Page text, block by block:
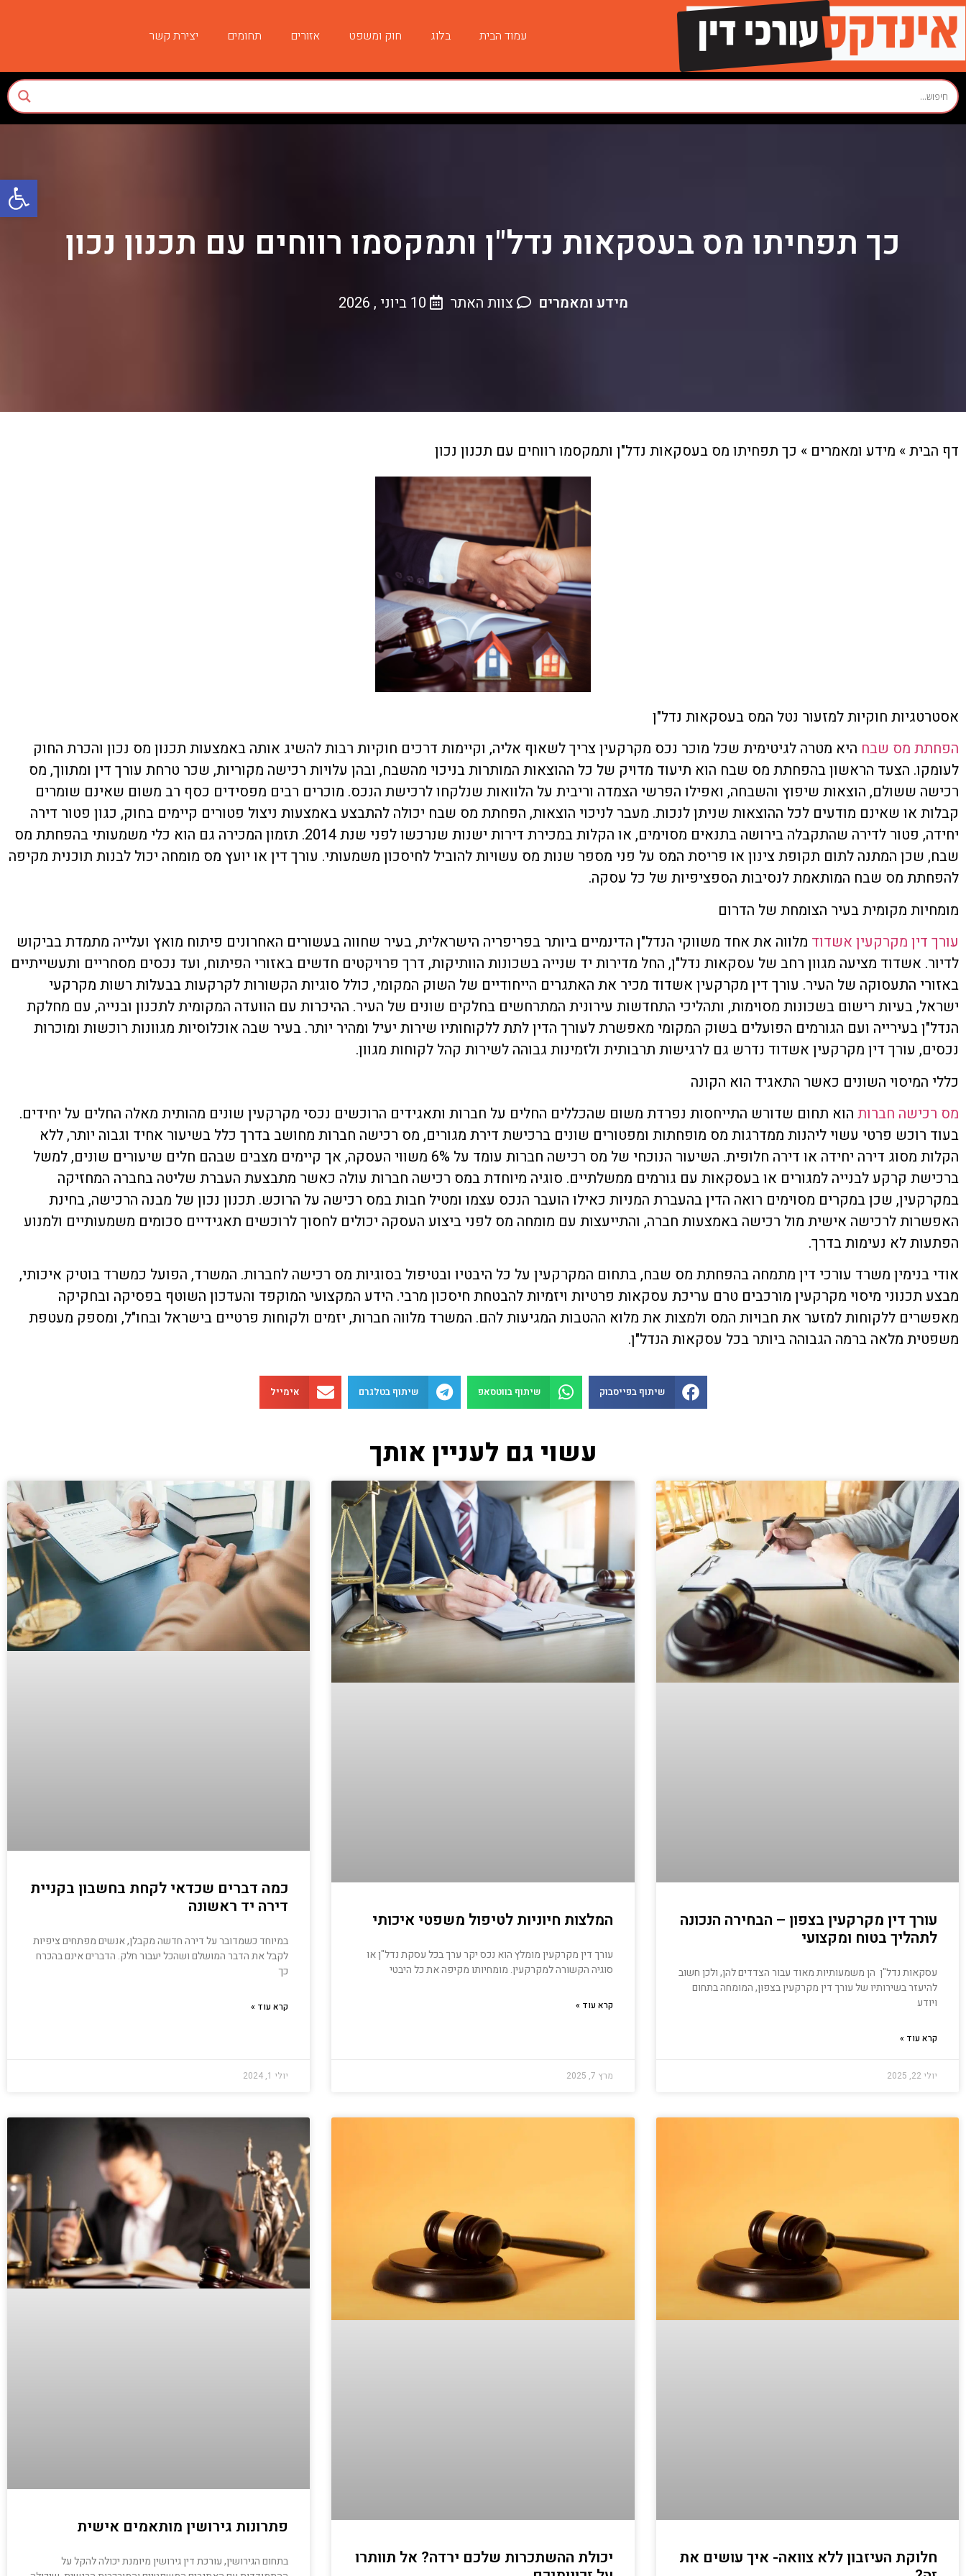
פתח
עמוד הבית בלוג חוק ומשפט אזורים תחומים יצירת קשר
כך תפחיתו מס בעסקאות נדל"ן ותמקסמו רווחים עם תכנון נכון
מידע ומאמרים צוות האתר 10 ביוני , 2026
דף הבית» מידע ומאמרים » כך תפחיתו מס בעסקאות נדל"ן ותמקסמו רווחים עם תכנון נכון
אסטרטגיות חוקיות למזעור נטל המס בעסקאות נדל"ן
הפחתת מס שבח היא מטרה לגיטימית שכל מוכר נכס מקרקעין צריך לשאוף אליה, וקיימות דרכים חוקיות רבות להשיג אותה באמצעות תכנון מס נכון והכרת החוק
לעומקו. הצעד הראשון בהפחתת מס שבח הוא תיעוד מדויק של כל ההוצאות המותרות בניכוי מהשבח, ובהן עלויות רכישה מקוריות, שכר טרחת עורך דין ומתווך, מס
רכישה ששולם, הוצאות שיפוץ והשבחה, ואפילו הפרשי הצמדה וריבית על הלוואות שנלקחו לרכישת הנכס. מוכרים רבים מפסידים כסף רב משום שאינם שומרים
קבלות או שאינם מודעים לכל ההוצאות שניתן לנכות. מעבר לניכוי הוצאות, הפחתת מס שבח יכולה להתבצע באמצעות ניצול פטורים קיימים בחוק, כגון פטור דירה
יחידה, פטור לדירה שהתקבלה בירושה בתנאים מסוימים, או הקלות במכירת דירות ישנות שנרכשו לפני שנת 2014. תזמון המכירה גם הוא כלי משמעותי בהפחתת מס
שבח, שכן המתנה לתום תקופת צינון או פריסת המס על פני מספר שנות מס עשויות להוביל לחיסכון משמעותי. עורך דין או יועץ מס מומחה יכול לבנות תוכנית מקיפה
להפחתת מס שבח המותאמת לנסיבות הספציפיות של כל עסקה.
מומחיות מקומית בעיר הצומחת של הדרום
עורך דין מקרקעין אשדוד מלווה את אחד משווקי הנדל"ן הדינמיים ביותר בפריפריה הישראלית, בעיר שחווה בעשורים האחרונים פיתוח מואץ ועלייה מתמדת בביקוש
לדיור. אשדוד מציעה מגוון רחב של עסקאות נדל"ן, החל מדירות יד שנייה בשכונות הוותיקות, דרך פרויקטים חדשים באזורי הפיתוח, ועד נכסים מסחריים ותעשייתיים
באזורי התעסוקה של העיר. עורך דין מקרקעין אשדוד מכיר את האתגרים הייחודיים של השוק המקומי, כולל סוגיות הקשורות לקרקעות בבעלות רשות מקרקעי
ישראל, בעיות רישום בשכונות מסוימות, ותהליכי התחדשות עירונית המתרחשים בחלקים שונים של העיר. ההיכרות עם הוועדה המקומית לתכנון ובנייה, עם מחלקת
הנדל"ן בעירייה ועם הגורמים הפועלים בשוק המקומי מאפשרת לעורך הדין לתת ללקוחותיו שירות יעיל ומהיר יותר. בעיר שבה אוכלוסיות מגוונות רוכשות ומוכרות
נכסים, עורך דין מקרקעין אשדוד נדרש גם לרגישות תרבותית ולזמינות גבוהה לשירות קהל לקוחות מגוון.
כללי המיסוי השונים כאשר התאגיד הוא הקונה
מס רכישה חברות הוא תחום שדורש התייחסות נפרדת משום שהכללים החלים על חברות ותאגידים הרוכשים נכסי מקרקעין שונים מהותית מאלה החלים על יחידים.
בעוד רוכש פרטי עשוי ליהנות ממדרגות מס מופחתות ומפטורים שונים ברכישת דירת מגורים, מס רכישה חברות מחושב בדרך כלל בשיעור אחיד וגבוה יותר, ללא
הקלות מסוג דירה יחידה או דירה חלופית. השיעור הנוכחי של מס רכישה חברות עומד על 6% משווי העסקה, אך קיימים מצבים שבהם חלים שיעורים שונים, למשל
ברכישת קרקע לבנייה למגורים או בעסקאות עם גורמים ממשלתיים. סוגיה מיוחדת במס רכישה חברות עולה כאשר מתבצעת העברת שליטה בחברה המחזיקה
במקרקעין, שכן במקרים מסוימים רואה הדין בהעברת המניות כאילו הועבר הנכס עצמו ומטיל חבות במס רכישה על הרוכש. תכנון נכון של מבנה הרכישה, בחינת
האפשרות לרכישה אישית מול רכישה באמצעות חברה, והתייעצות עם מומחה מס לפני ביצוע העסקה יכולים לחסוך לרוכשים תאגידיים סכומים משמעותיים ולמנוע
הפתעות לא נעימות בדרך.
אודי בנימין משרד עורכי דין מתמחה בהפחתת מס שבח, בתחום המקרקעין על כל היבטיו ובטיפול בסוגיות מס רכישה לחברות. המשרד, הפועל כמשרד בוטיק איכותי,
מבצע תכנוני מיסוי מקרקעין מורכבים טרם עריכת עסקאות פרטיות ויזמיות להבטחת חיסכון מרבי. הידע המקצועי המוקפד והעדכון השוטף בפסיקה ובחקיקה
מאפשרים ללקוחות למזער את חבויות המס ולמצות את מלוא ההטבות המגיעות להם. המשרד מלווה חברות, יזמים ולקוחות פרטיים בישראל ובחו"ל, ומספק מעטפת
משפטית מלאה ברמה הגבוהה ביותר בכל עסקאות הנדל"ן.
שיתוף בפייסבוק שיתוף בווטסאפ שיתוף בטלגרם אימייל
עשוי גם לעניין אותך
עורך דין מקרקעין בצפון – הבחירה הנכונה
לתהליך בטוח ומקצועי
עסקאות נדל"ן הן משמעותיות מאוד עבור הצדדים להן, ולכן חשוב
להיעזר בשירותיו של עורך דין מקרקעין בצפון, המומחה בתחום
ויודע
קרא עוד »
יולי 22, 2025
המלצות חיוניות לטיפול משפטי איכותי
עורך דין מקרקעין מומלץ הוא נכס יקר ערך בכל עסקת נדל"ן או
סוגיה הקשורה למקרקעין. מומחיותו מקיפה את כל היבטי
קרא עוד »
מרץ 7, 2025
כמה דברים שכדאי לקחת בחשבון בקניית
דירה יד ראשונה
במיוחד כשמדובר על דירה חדשה מקבלן, אנשים מפתחים ציפיות
לקבל את הדבר המושלם ושהכל יעבור חלק. הדברים אינם בהכרח
כך
קרא עוד »
יולי 1, 2024
חלוקת העיזבון ללא צוואה- איך עושים את
יכולת ההשתכרות שלכם ירדה? אל תוותרו
פתרונות גירושין מותאמים אישית
בתחום הגירושין, עורכת דין גירושין מיומנת יכולה להקל על